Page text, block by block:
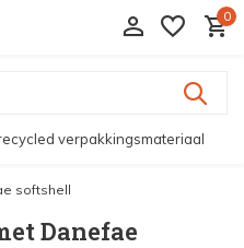
0
verpakkingsmateriaal
softshell
Danefae